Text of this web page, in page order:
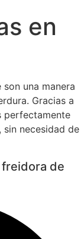
en
una manera
Gracias a
perfectamente
necesidad de
de